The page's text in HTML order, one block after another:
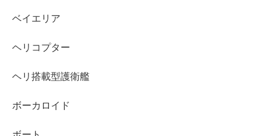
ベイエリア
ヘリコプター
ヘリ搭載型護衛艦
ボーカロイド